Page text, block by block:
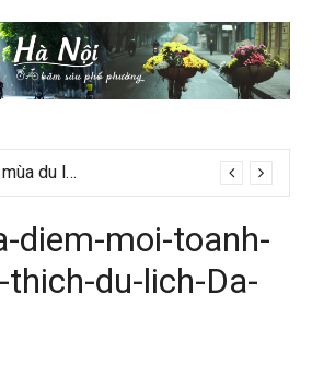
Lễ 2/9 có phải mùa du lịch Hà Giang đẹp không?
diem-moi-toanh-
thich-du-lich-Da-